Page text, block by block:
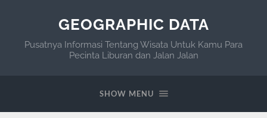
GEOGRAPHIC DATA
Pusatnya Informasi Tentang Wisata Untuk Kamu Para
Pecinta Liburan dan Jalan Jalan
SHOW MENU